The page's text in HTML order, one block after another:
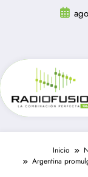
Inicio
Argentina